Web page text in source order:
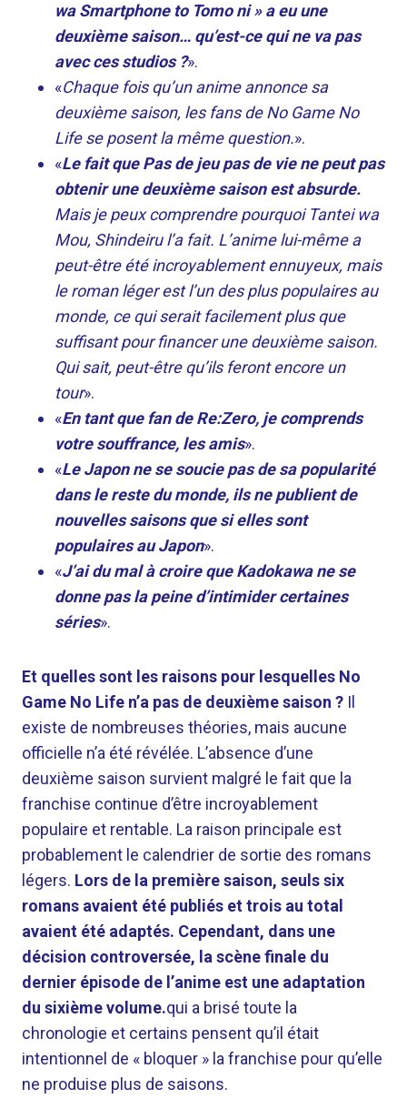
wa Smartphone to Tomo ni » a eu une
deuxième saison… qu’est-ce qui ne va pas
avec ces studios ?».
«Chaque fois qu’un anime annonce sa
deuxième saison, les fans de No Game No
Life se posent la même question.».
«Le fait quePas de jeu pas de viene peut pas
obtenir une deuxième saison est absurde.
Mais je peux comprendre pourquoi Tantei wa
Mou, Shindeiru l’a fait. L’anime lui-même a
peut-être été incroyablement ennuyeux, mais
le roman léger est l’un des plus populaires au
monde, ce qui serait facilement plus que
suffisant pour financer une deuxième saison.
Qui sait, peut-être qu’ils feront encore un
tour».
«En tant que fan de Re:Zero, je comprends
votre souffrance, les amis».
«Le Japon ne se soucie pas de sa popularité
dans le reste du monde, ils ne publient de
nouvelles saisons que si elles sont
populaires au Japon».
«J’ai du mal à croire que Kadokawa ne se
donne pas la peine d’intimider certaines
séries».
Et quelles sont les raisons pour lesquelles No
Game No Life n’a pas de deuxième saison ? Il
existe de nombreuses théories, mais aucune
officielle n’a été révélée. L’absence d’une
deuxième saison survient malgré le fait que la
franchise continue d’être incroyablement
populaire et rentable. La raison principale est
probablement le calendrier de sortie des romans
légers. Lors de la première saison, seuls six
romans avaient été publiés et trois au total
avaient été adaptés. Cependant, dans une
décision controversée, la scène finale du
dernier épisode de l’anime est une adaptation
du sixième volume.qui a brisé toute la
chronologie et certains pensent qu’il était
intentionnel de « bloquer » la franchise pour qu’elle
ne produise plus de saisons.